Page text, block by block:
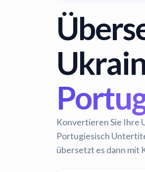
Konvertieren Sie Ihre
Portugiesisch
übersetzt es dann mit